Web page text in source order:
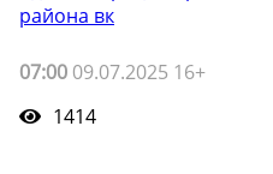
района вк
07:00 09.07.2025 16+
1414